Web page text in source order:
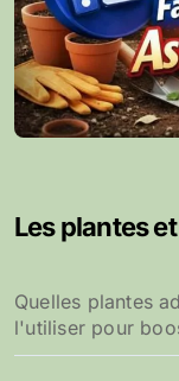
Les plantes
Quelles plantes
l'utiliser pour